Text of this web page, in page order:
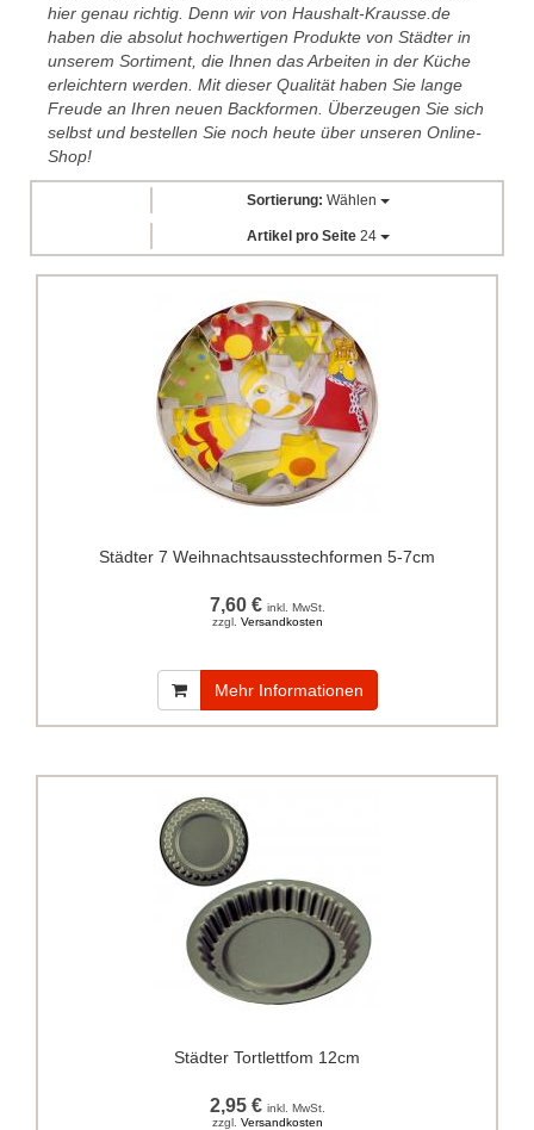
hier genau richtig. Denn wir von Haushalt-Krausse.de
haben die absolut hochwertigen Produkte von Städter in
unserem Sortiment, die Ihnen das Arbeiten in der Küche
erleichtern werden. Mit dieser Qualität haben Sie lange
Freude an Ihren neuen Backformen. Überzeugen Sie sich
selbst und bestellen Sie noch heute über unseren Online-
Shop!
Sortierung: Wählen
Artikel pro Seite 24
Städter 7 Weihnachtsausstechformen 5-7cm
7,60 € inkl. MwSt.
zzgl. Versandkosten
Mehr Informationen
Städter Tortlettfom 12cm
2,95 € inkl. MwSt.
zzgl. Versandkosten